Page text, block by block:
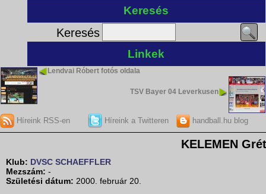
Keresés
Keresés
Linkek
Lendvai Róbert fotós oldala
TSV Bayer 04 Leverkusen
Híreink RSS-en Híreink a Twitteren handball.hu blog
KELEMEN
Klub: DVSC SCHAEFFLER
Mezszám: -
Születési dátum: 2000. február 20.